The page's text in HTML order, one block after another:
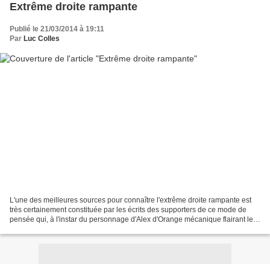
Extrême droite rampante
Publié le 21/03/2014 à 19:11
Par Luc Colles
L'une des meilleures sources pour connaître l'extrême droite rampante est
très certainement constituée par les écrits des supporters de ce mode de
pensée qui, à l'instar du personnage d'Alex d'Orange mécanique flairant le